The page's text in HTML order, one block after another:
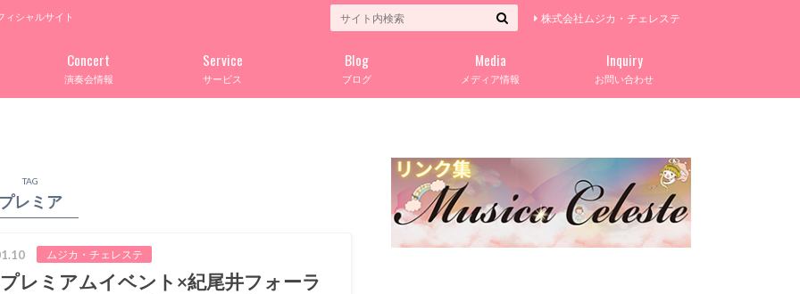
ィシャルサイト 株式会社ムジカ・チェレステ
演奏会情報
Concert
サービス
Service
ブログ
Blog
メディア情報
Media
お問い合わせ
Inquiry
TAG
プレミア
ムジカ・チェレステ
レミアムイベント×紀尾井フォーラ